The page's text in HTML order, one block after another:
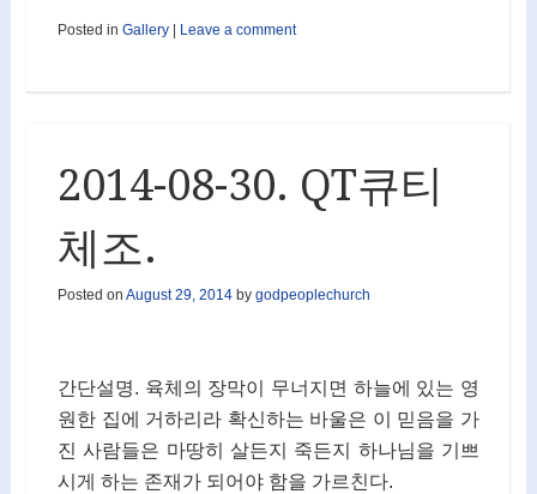
Posted in Gallery Leave a comment
2014-08-30. QT큐티
체조.
Posted on August 29, 2014by godpeoplechurch
간단설명. 육체의 장막이 무너지면 하늘에 있는 영
원한 집에 거하리라 확신하는 바울은 이 믿음을 가
진 사람들은 마땅히 살든지 죽든지 하나님을 기쁘
시게 하는 존재가 되어야 함을 가르친다.